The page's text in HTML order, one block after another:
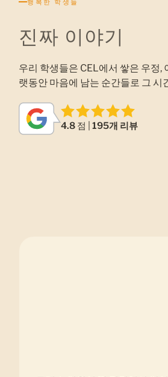
행복한 학생들
진짜 이야기
우리 학생들은 CEL에서 쌓은 우정,
랫동안 마음에 남는 순간들로 그 시
4.8 점 |195개 리뷰